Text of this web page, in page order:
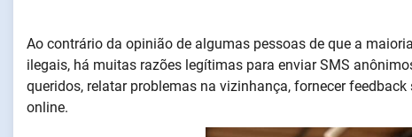
Ao contrário da opinião de algumas pessoas de que a
ilegais, há muitas razões legítimas para enviar SMS
queridos, relatar problemas na vizinhança, fornecer
online.